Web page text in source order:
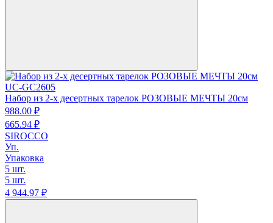
UC-GC2605
Набор из 2-х десертных тарелок РОЗОВЫЕ МЕЧТЫ 20см
988.00 ₽
665.94 ₽
SIROCCO
Уп.
Упаковка
5 шт.
5 шт.
4 944.97 ₽